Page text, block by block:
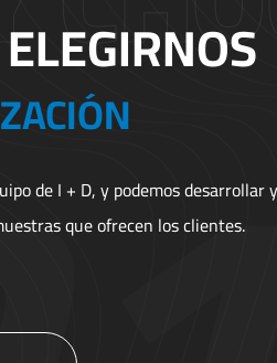
de fundición, fábrica de
ofrecer el precio preferencial y